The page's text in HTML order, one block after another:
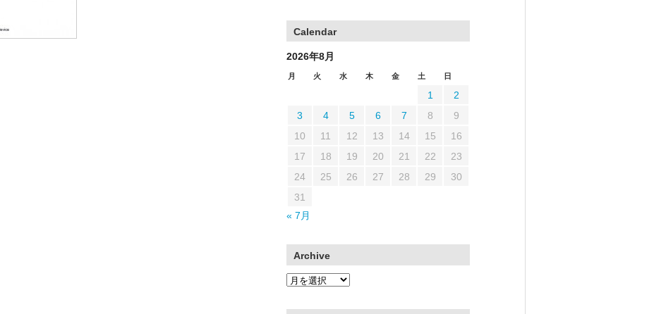
Calendar
2026年8月
月 火 水 木 金 土 日
1
2
3
4 5 6 7 8
9
10
11 12 13 14 15
16
17
18 19 20 21 22
23
24
25 26 27 28 29
30
31
« 7月
Archive
Archive